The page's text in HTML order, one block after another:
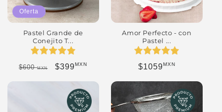
Oferta
Pastel Grande de
Conejito T...
Precio habitual
$600MXN Precio de oferta
$399MXN
Amor Perfecto - con
Pastel ...
Precio habitual
$1059MXN